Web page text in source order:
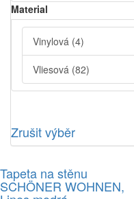
Material
Vinylová (4)
Vliesová (82)
Zrušit výběr
Tapeta na stěnu
SCHÖNER WOHNEN,